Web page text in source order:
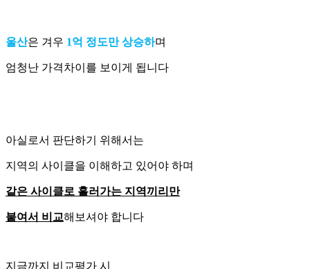
울산은 겨우 1억 정도만 상승하며
엄청난 가격차이를 보이게 됩니다
아실로서 판단하기 위해서는
지역의 사이클을 이해하고 있어야 하며
같은 사이클로 흘러가는 지역끼리만
붙여서 비교해보셔야 합니다
지금까지 비교평가 시